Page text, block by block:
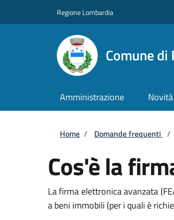
Regione Lombardia
Comune di
Amministrazione Novità
Briciole di
Home / Domande frequenti /
Cos'è la
La firma elettronica avanzata
a beni immobili (per i quali è